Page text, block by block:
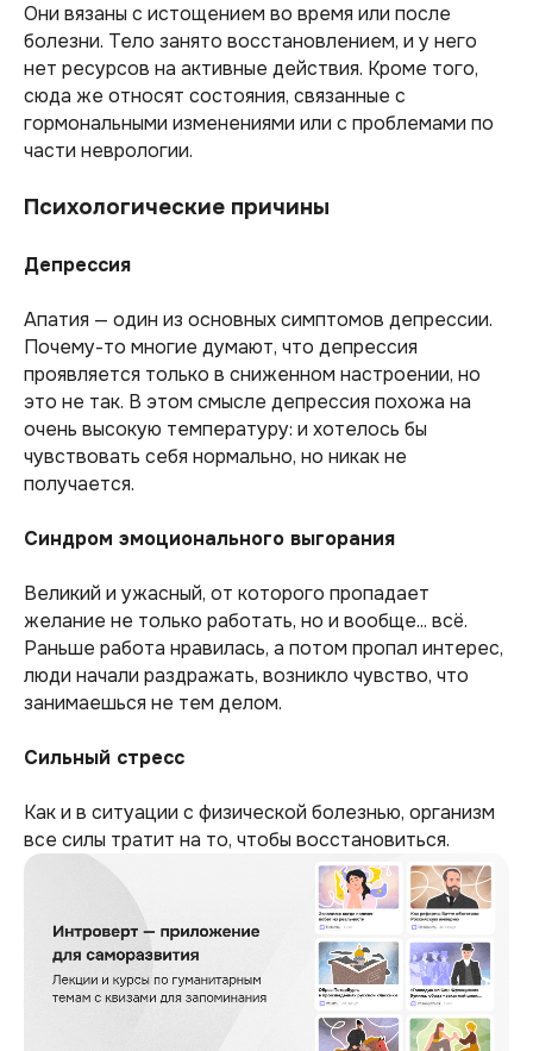
Они вязаны с истощением во время или после
болезни. Тело занято восстановлением, и у него
нет ресурсов на активные действия. Кроме того,
сюда же относят состояния, связанные с
гормональными изменениями или с проблемами по
части неврологии.
Психологические причины
Депрессия
Апатия — один из основных симптомов депрессии.
Почему-то многие думают, что депрессия
проявляется только в сниженном настроении, но
это не так. В этом смысле депрессия похожа на
очень высокую температуру: и хотелось бы
чувствовать себя нормально, но никак не
получается.
Синдром эмоционального выгорания
Великий и ужасный, от которого пропадает
желание не только работать, но и вообще... всё.
Раньше работа нравилась, а потом пропал интерес,
люди начали раздражать, возникло чувство, что
занимаешься не тем делом.
Сильный стресс
Как и в ситуации с физической болезнью, организм
все силы тратит на то, чтобы восстановиться.